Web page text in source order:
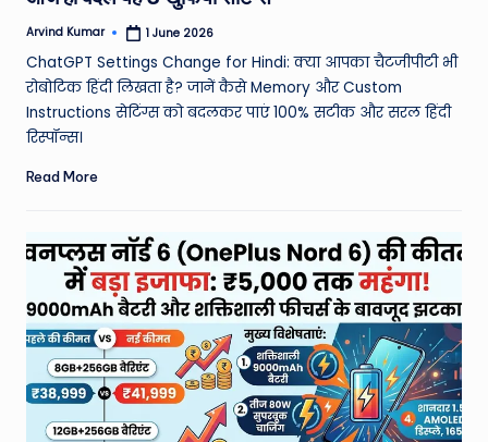
ro
u
n
d
T
e
o
rl
d
Posted
Arvind Kumar 1 June 2026
ChatGPT Settings Change for Hindi: क्या आपका चैटजीपीटी भी
रोबोटिक हिंदी लिखता है? जानें कैसे Memory और Custom
Instructions सेटिंग्स को बदलकर पाएं 100% सटीक और सरल हिंदी
रिस्पॉन्स।
Read More